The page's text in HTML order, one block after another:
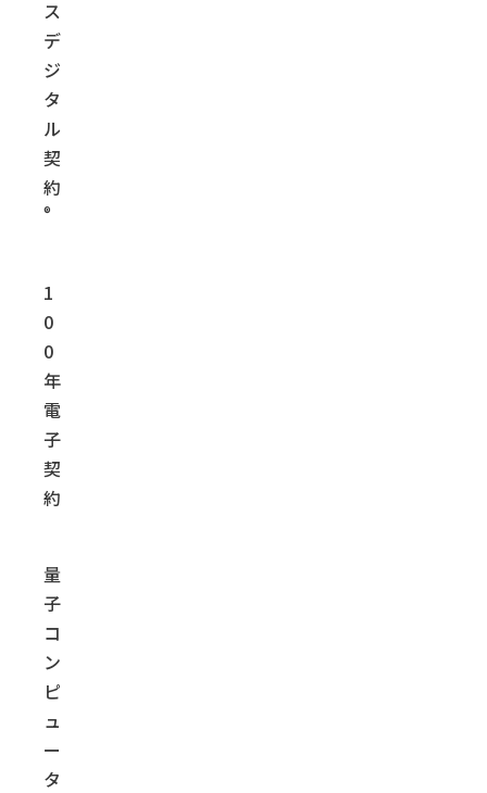
ス
デ
ジ
タ
ル
契
約
®
1
0
0
年
電
子
契
約
量
子
コ
ン
ピ
ュ
ー
タ